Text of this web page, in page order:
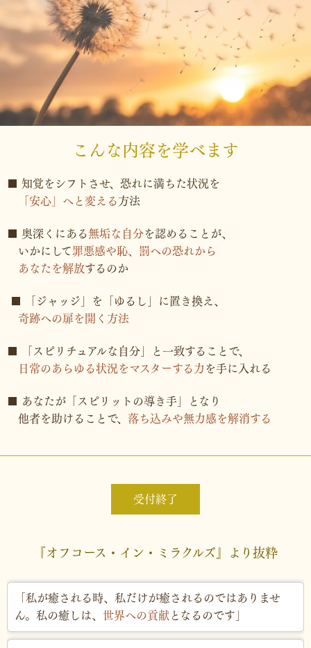
こんな内容を学べます
■ 知覚をシフトさせ、恐れに満ちた状況を
「安心」へと変える方法
■ 奥深くにある無垢な自分を認めることが、
いかにして罪悪感や恥、罰への恐れから
あなたを解放するのか
■ 「ジャッジ」を「ゆるし」に置き換え、
奇跡への扉を開く方法
■ 「スピリチュアルな自分」と一致することで、
日常のあらゆる状況をマスターする力を手に入れる
■ あなたが「スピリットの導き手」となり
他者を助けることで、 落ち込みや無力感を解消する
受付終了
『オフコース・イン・ミラクルズ』より抜粋
「私が癒される時、私だけが癒されるのではありませ
ん。私の癒しは、 世界への貢献 となるのです」